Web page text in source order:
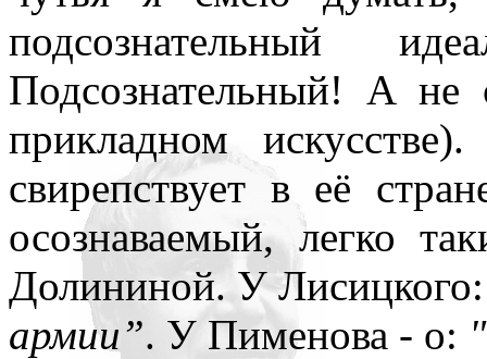
подсознательный
Подсознательный! А не
прикладном
свирепствует в её
осознаваемый, легко
Долининой. У
армии”. У Пименова - о: